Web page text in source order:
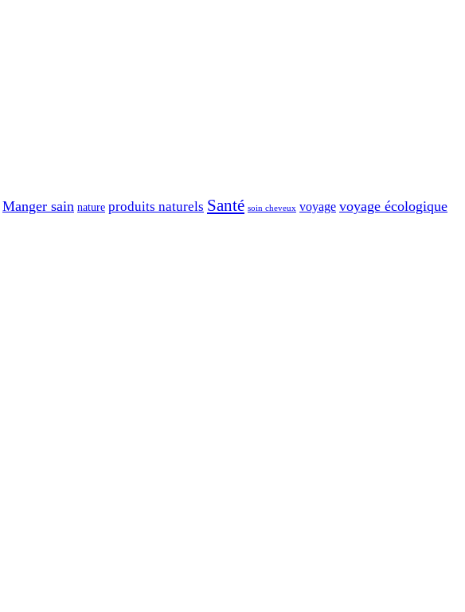
Manger sain nature produits naturels Santé soin cheveux voyage voyage écologique